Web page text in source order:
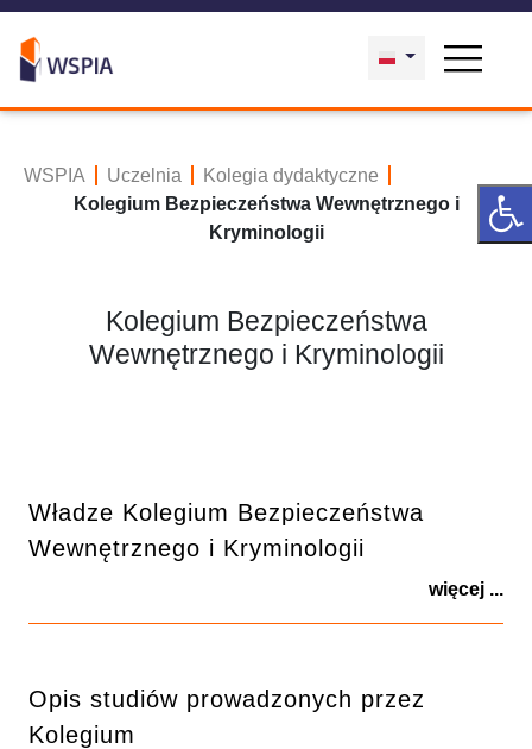
WSPIA Uczelnia
Kolegia dydaktyczne
Kolegium Bezpieczeństwa Wewnętrznego i
Kryminologii
Kolegium Bezpieczeństwa
Wewnętrznego i Kryminologii
Władze Kolegium Bezpieczeństwa
Wewnętrznego i Kryminologii
więcej ...
Opis studiów prowadzonych przez
Kolegium